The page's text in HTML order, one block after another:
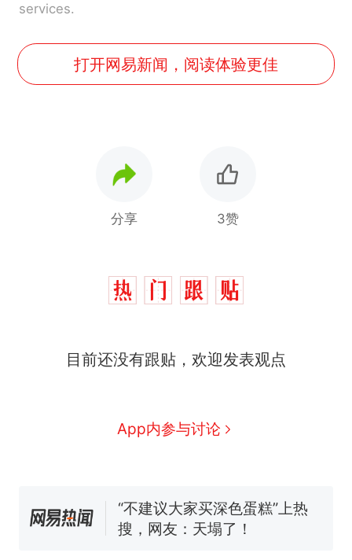
services.
打开网易新闻，阅读体验更佳
分享 3赞
目前还没有跟贴，欢迎发表观点
App内参与讨论
热
那个在床头放菜刀的女孩，
交5060元才肯搬上楼！女子傻
空调24小时开着反而更省电？
电力部门回应
已叫停招聘，成立调查组全面
核查
“不建议大家买深色蛋糕”上热
搜，网友：天塌了！